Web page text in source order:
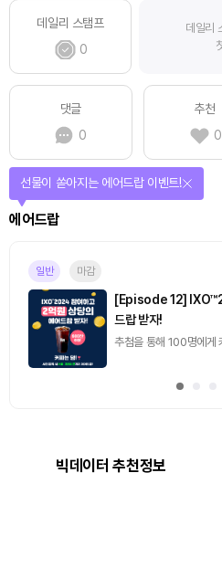
데일리 스탬프
0
데일리
댓글
0
추천
0
에어드랍
선물이 쏟아지는 에어드랍 이벤트!
일반 마감
[Episode 12]
드랍 받자!
추첨을 통해 100명에게
빅데이터 추천정보